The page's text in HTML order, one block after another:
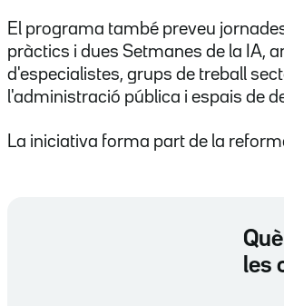
El programa també preveu
pràctics i dues Setmanes de la IA,
d'especialistes, grups de treball
l'administració pública i espais de
La iniciativa forma part de la
les